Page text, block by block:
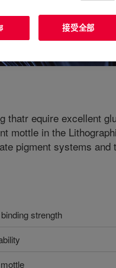
thatr equire excellent
mottle in the
pigment systems
strength
接受全部